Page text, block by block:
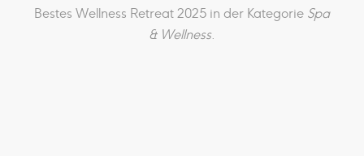
Bestes Wellness Retreat 2025 in der Kategorie Spa
& Wellness